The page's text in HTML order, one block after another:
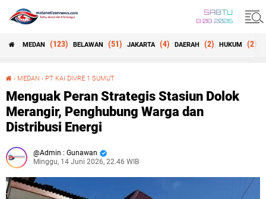
SABTU
8 08 2026
MEDAN (123) BELAWAN (51) JAKARTA (4) DAERAH (2) HUKUM (2)
› MEDAN › PT KAI DIVRE 1 SUMUT
Menguak Peran Strategis Stasiun Dolok
Merangir, Penghubung Warga dan
Distribusi Energi
Admin : Gunawan
Minggu, 14 Juni 2026, 22.46 WIB